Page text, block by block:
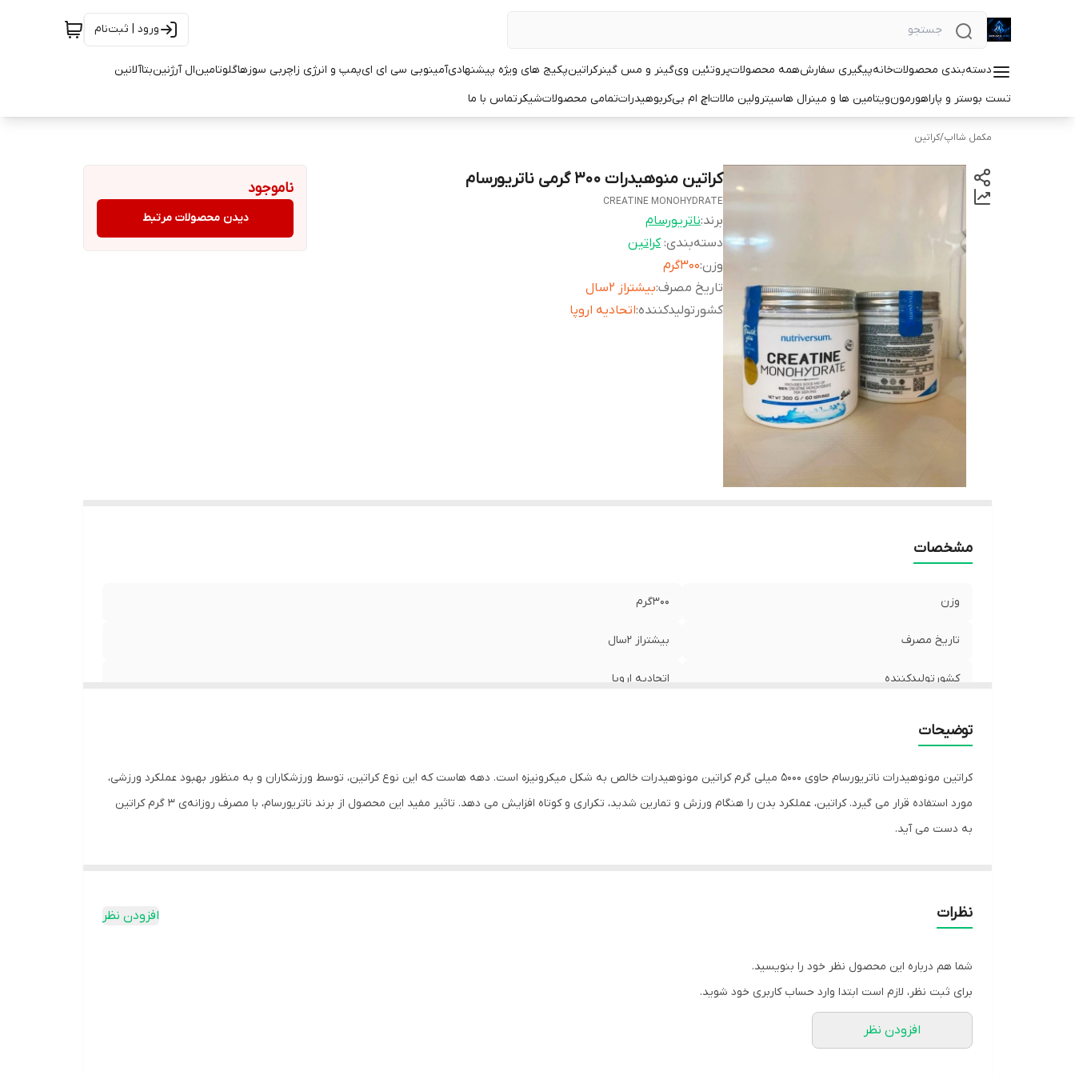
ورود | ثبت‌نام
دسته‌بندی محصولاتخانهپیگیری سفارشهمه محصولاتپروتئین ویگینر و مس گینرکراتینپکیج های ویژه پیشنهادیآمینوبی سی ای ایپمپ و انرژی زاچربی سوزهاگلوتامینال آرژنینبتاآلانین
تست بوستر و پاراهورمونویتامین ها و مینرال هاسیترولین مالاتاچ ام بیکربوهیدراتتمامی محصولاتشیکرتماس با ما
مکمل شااپ/کراتین
کراتین منوهیدرات ۳۰۰ گرمی ناتریورسام
CREATINE MONOHYDRATE
برند:ناتریورسام
دسته‌بندی:کراتین
وزن:۳۰۰گرم
تاریخ مصرف:بیشتراز ۲سال
کشورتولیدکننده:اتحادیه اروپا
ناموجود
دیدن محصولات مرتبط
مشخصات
وزن ۳۰۰گرم
تاریخ مصرف بیشتراز ۲سال
کشورتولیدکننده اتحادیه اروپا
توضیحات
کراتین مونوهیدرات ناتریورسام حاوی 5000 میلی گرم کراتین مونوهیدرات خالص به شکل میکرونیزه است. دهه هاست که این نوع کراتین، توسط ورزشکاران و به منظور بهبود عملکرد ورزشی،
مورد استفاده قرار می گیرد. کراتین، عملکرد بدن را هنگام ورزش و تمارین شدید، تکراری و کوتاه افزایش می دهد. تاثیر مفید این محصول از برند ناتریورسام، با مصرف روزانه‌ی 3 گرم کراتین
به دست می آید.
✅️وگان: فاقد هر نوع ماده‌ی تشکیل دهنده با منبع حیوانی و مناسب برای رژیم گیاه خواری
✅️فاقد گلوتن: مناسب برای افراد دارای حساسیت به گلوتن
➖️ مصرف این محصول برای چه افرادی مناسب است؟
✅️افرادی که قصد تقویت و بالا بردن قدرت خود را دارند.
نظرات افزودن نظر
شما هم درباره این محصول نظر خود را بنویسید.
برای ثبت نظر، لازم است ابتدا وارد حساب کاربری خود شوید.
افزودن نظر